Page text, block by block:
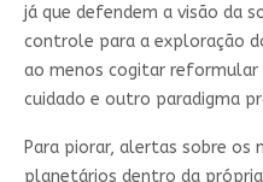
já que defendem a visão da
controle para a exploração
ao menos cogitar
cuidado e outro paradigma
Para piorar, alertas sobre os
planetários dentro da